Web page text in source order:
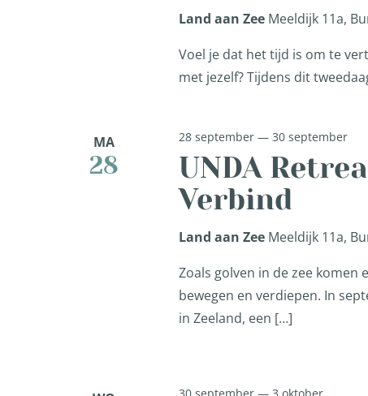
Land aan Zee Meeldijk 11a,
Voel je dat het tijd is om te
met jezelf? Tijdens dit
MA
28
UNDA
Verbind
28 september— 30 september
Land aan Zee Meeldijk 11a,
Zoals golven in de zee komen
bewegen en verdiepen. In
in Zeeland, een […]